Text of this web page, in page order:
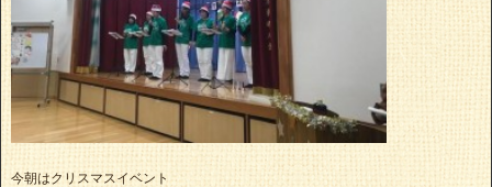
今朝はクリスマスイベント